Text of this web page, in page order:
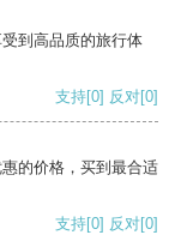
到高品质的旅行体
支持[0] 反对[0]
的价格，买到最合适
支持[0] 反对[0]